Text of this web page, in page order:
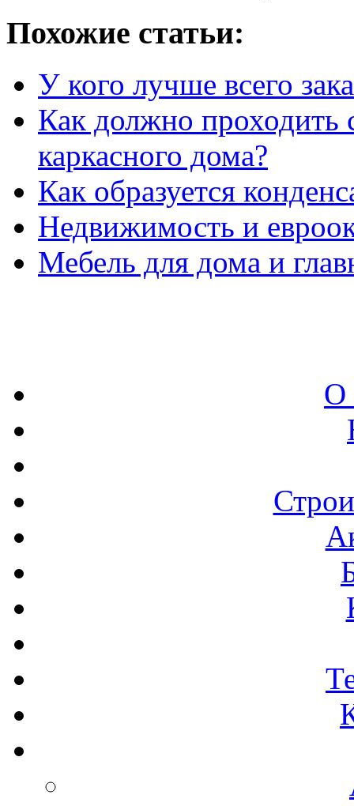
Похожие статьи:
У кого лучше всего
Как должно проходить
каркасного дома?
Как образуется
Недвижимость и
Мебель для дома и
О